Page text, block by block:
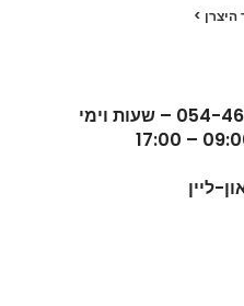
>
אפשר להזמין בטלפון: 054-46-27-277 – שעות וימי
ליין